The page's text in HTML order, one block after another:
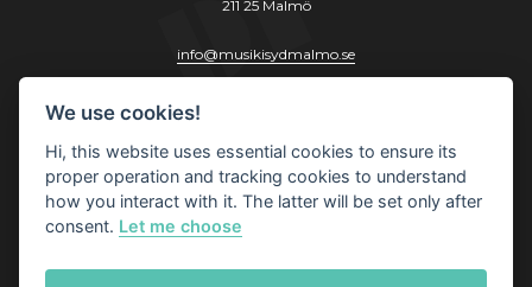
211 25 Malmö
info@musikisydmalmo.se
www.musikisydmalmo.se
We use cookies!
Hi, this website uses essential cookies to ensure its
proper operation and tracking cookies to understand
how you interact with it. The latter will be set only after
consent. Let me choose